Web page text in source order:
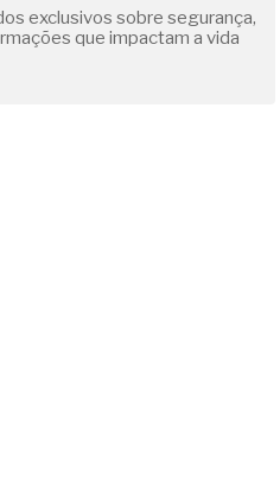
exclusivos sobre segurança,
que impactam a vida